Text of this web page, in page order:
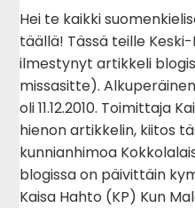
Hei te kaikki
täällä! Tässä teille
ilmestynyt artikkeli
missasitte).
oli 11.12.2010. Toimittaja
hienon artikkelin, kiitos
kunnianhimoa
blogissa on päivittäin
Kaisa Hahto (KP) Kun